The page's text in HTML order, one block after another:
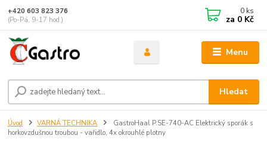
Menu
Hledat
+420 603 823 376
(Po-Pá, 9-17 hod.)
0 ks
za 0 Kč
Úvod VARNÁ TECHNIKA
GastroHaal P.SE-740-AC Elektrický sporák s
horkovzdušnou troubou - vařidlo, 4x okrouhlé plotny